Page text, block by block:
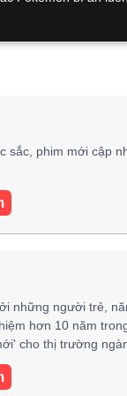
sắc, phim mới cập
những người trẻ,
hơn 10 năm
cho thị trường